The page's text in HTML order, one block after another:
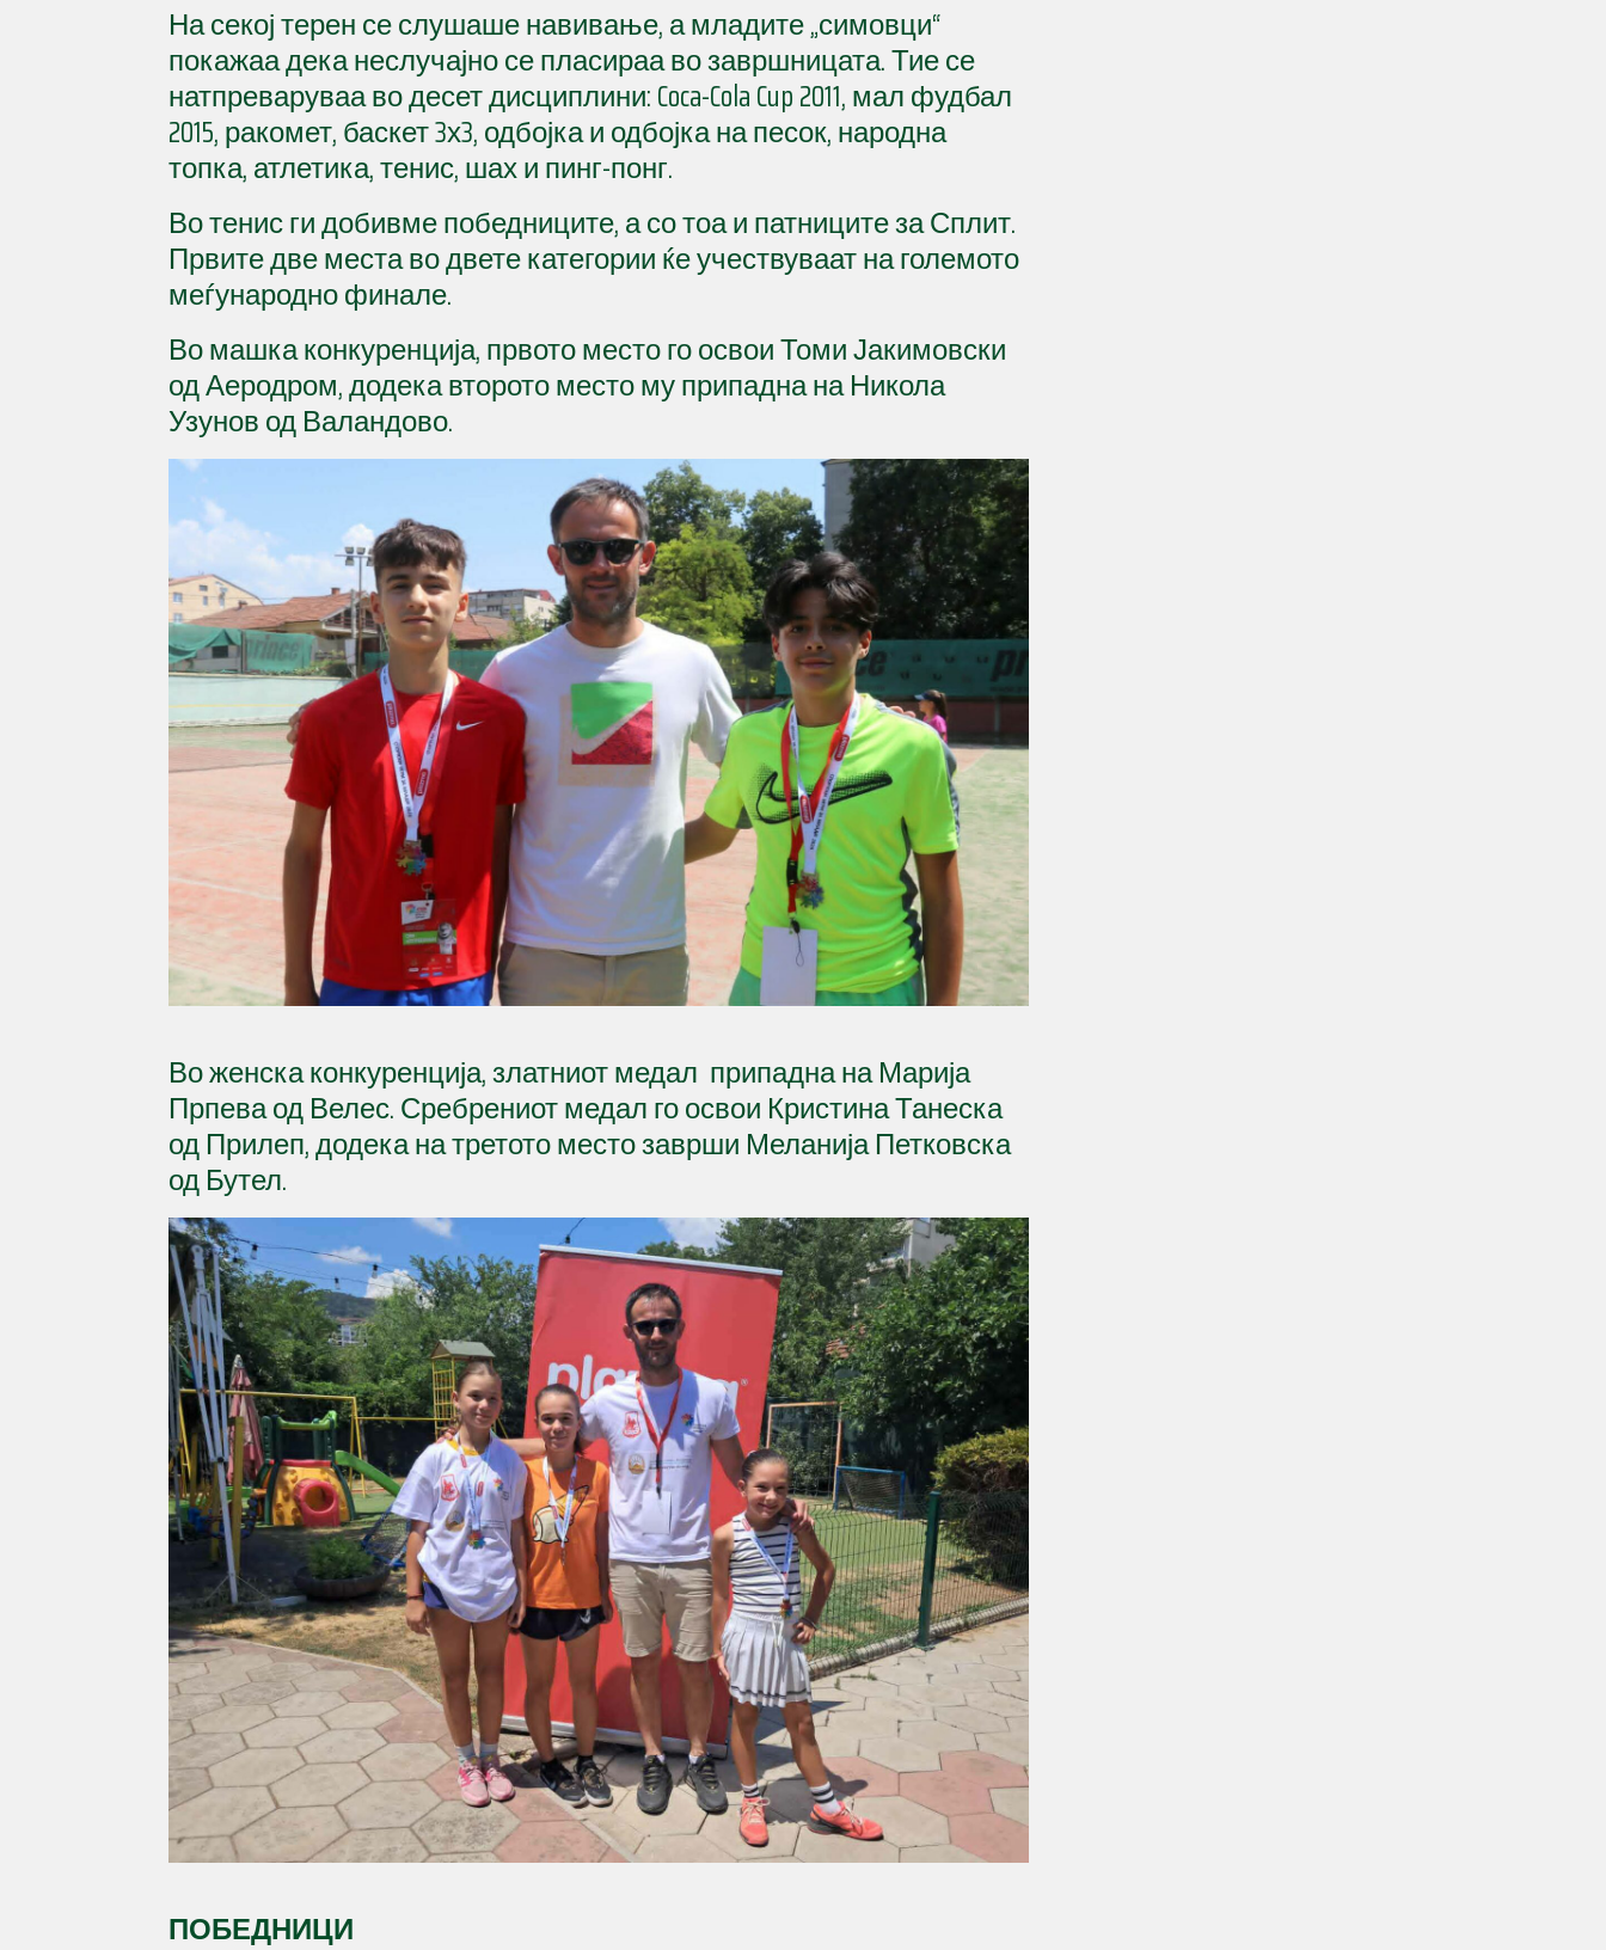
На секој терен се слушаше навивање, а младите „симовци“
покажаа дека неслучајно се пласираа во завршницата. Тие се
натпреваруваа во десет дисциплини: Coca-Cola Cup 2011, мал фудбал
2015, ракомет, баскет 3х3, одбојка и одбојка на песок, народна
топка, атлетика, тенис, шах и пинг-понг.
Во тенис ги добивме победниците, а со тоа и патниците за Сплит.
Првите две места во двете категории ќе учествуваат на големото
меѓународно финале.
Во машка конкуренција, првото место го освои Томи Јакимовски
од Аеродром, додека второто место му припадна на Никола
Узунов од Валандово.
Во женска конкуренција, златниот медал припадна на Марија
Прпева од Велес. Сребрениот медал го освои Кристина Танеска
од Прилеп, додека на третото место заврши Меланија Петковска
од Бутел.
ПОБЕДНИЦИ